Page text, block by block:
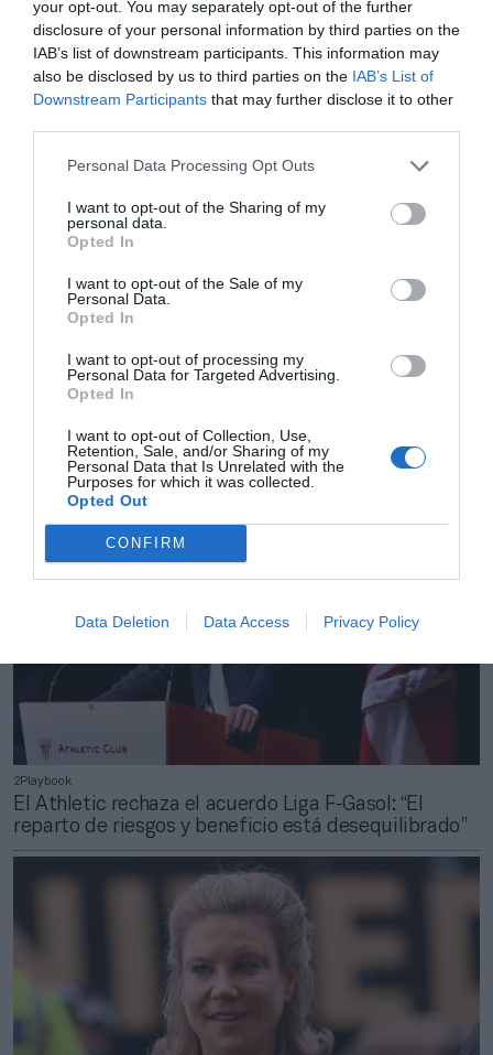
your opt-out. You may separately opt-out of the further
disclosure of your personal information by third parties on the
IAB’s list of downstream participants. This information may
also be disclosed by us to third parties on the IAB’s List of
Downstream Participants that may further disclose it to other
Personal Data Processing Opt Outs
I want to opt-out of the Sharing of my
personal data.
Opted In
I want to opt-out of the Sale of my
Personal Data.
Opted In
I want to opt-out of processing my
Personal Data for Targeted Advertising.
Opted In
I want to opt-out of Collection, Use,
Retention, Sale, and/or Sharing of my
Personal Data that Is Unrelated with the
Purposes for which it was collected.
Opted Out
CONFIRM
Data Deletion Data Access Privacy Policy
2Playbook
El Cádiz CF ampliará capital en 6,6 millones tras la
entrada de un inversor mexicano en el club
2Playbook
‘yankee’ del Córdoba CF y Sparta salvan al club
2Playbook
El Athletic rechaza el acuerdo Liga F-Gasol: “El
reparto de riesgos y beneficio está desequilibrado”